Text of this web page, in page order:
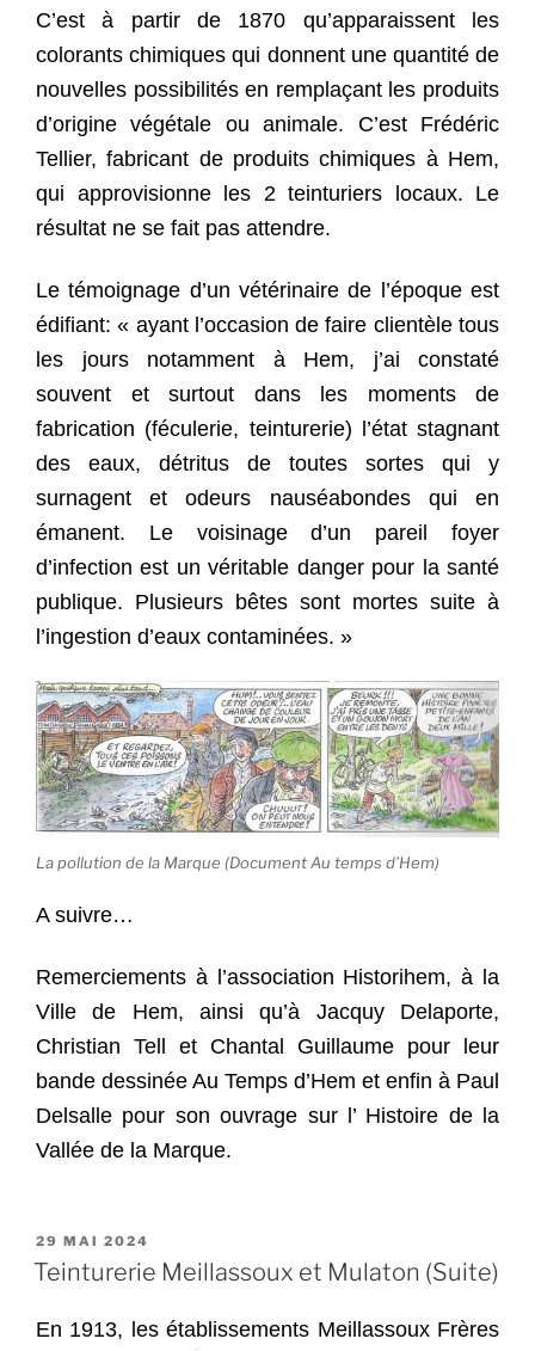
C’est à partir de 1870 qu’apparaissent les
colorants chimiques qui donnent une quantité de
nouvelles possibilités en remplaçant les produits
d’origine végétale ou animale. C’est Frédéric
Tellier, fabricant de produits chimiques à Hem,
qui approvisionne les 2 teinturiers locaux. Le
résultat ne se fait pas attendre.
Le témoignage d’un vétérinaire de l’époque est
édifiant: « ayant l’occasion de faire clientèle tous
les jours notamment à Hem, j’ai constaté
souvent et surtout dans les moments de
fabrication (féculerie, teinturerie) l’état stagnant
des eaux, détritus de toutes sortes qui y
surnagent et odeurs nauséabondes qui en
émanent. Le voisinage d’un pareil foyer
d’infection est un véritable danger pour la santé
publique. Plusieurs bêtes sont mortes suite à
l’ingestion d’eaux contaminées. »
La pollution de la Marque (Document Au temps d’Hem)
A suivre…
Remerciements à l’association Historihem, à la
Ville de Hem, ainsi qu’à Jacquy Delaporte,
Christian Tell et Chantal Guillaume pour leur
bande dessinée Au Temps d’Hem et enfin à Paul
Delsalle pour son ouvrage sur l’ Histoire de la
Vallée de la Marque.
PUBLIÉ
LE
29 MAI 2024
Teinturerie Meillassoux et Mulaton (Suite)
En 1913, les établissements Meillassoux Frères